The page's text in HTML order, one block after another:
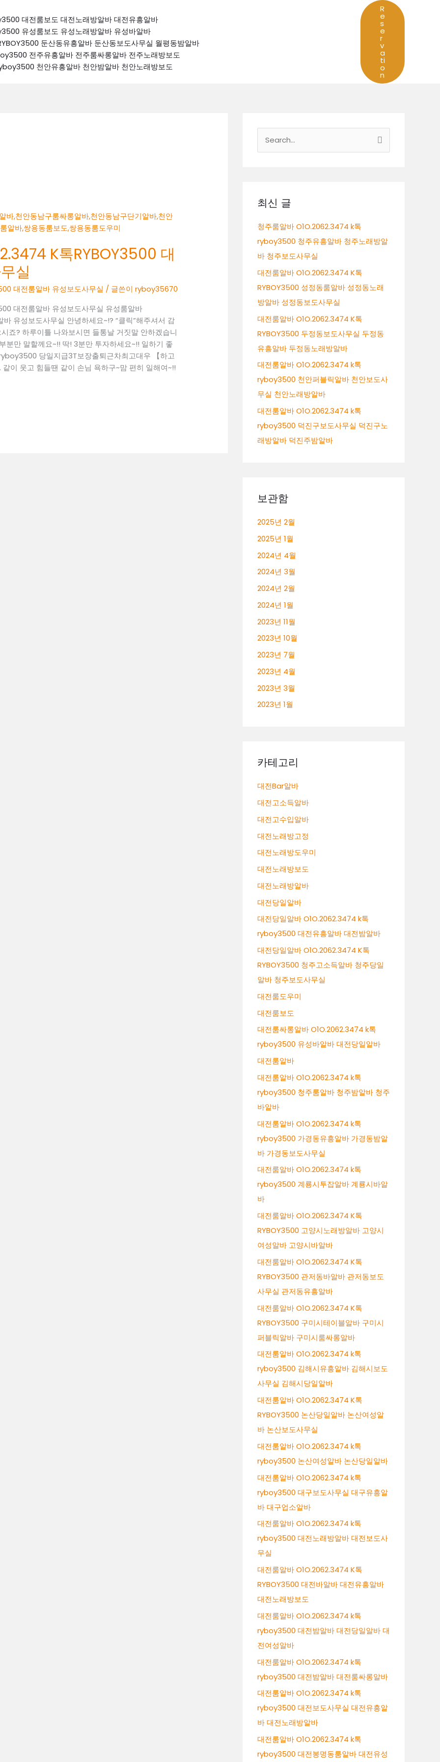
대전룸보도 대전노래방알바 대전유흥알바
유성룸보도 유성노래방알바 유성바알바
둔산동유흥알바 둔산동보도사무실 월평동밤알바
전주유흥알바 전주룸싸롱알바 전주노래방보도
천안유흥알바 천안밤알바 천안노래방보도
R
e
s
e
r
v
a
ti
o
n
K톡RYBOY3500 대
실
대전룸알바 유성보도사무실 / 글쓴이ryboy35670
대전룸알바 유성보도사무실 유성룸알바
유성보도사무실 안녕하세요~!? “클릭”해주셔서 감
죠? 하루이틀 나와보시면 들통날 거짓말 안하겠습니
분만 말할께요~!! 딱! 3분만 투자하세요~!! 일하기 좋
당일지급3T보장출퇴근차최고대우 【하고
이 웃고 힘들땐 같이 손님 욕하구~맘 편히 일해여~!!
최신 글
청주룸알바 O1O.2062.3474 k톡
ryboy3500 청주유흥알바 청주노래방알
바 청주보도사무실
대전룸알바 O1O.2062.3474 K톡
RYBOY3500 성정동룸알바 성정동노래
방알바 성정동보도사무실
대전룸알바 O1O.2062.3474 K톡
RYBOY3500 두정동보도사무실 두정동
유흥알바 두정동노래방알바
대전룸알바 O1O.2062.3474 k톡
ryboy3500 천안퍼블릭알바 천안보도사
무실 천안노래방알바
대전룸알바 O1O.2062.3474 k톡
ryboy3500 덕진구보도사무실 덕진구노
래방알바 덕진주밤알바
보관함
2025년 2월
2025년 1월
2024년 4월
2024년 3월
2024년 2월
2024년 1월
2023년 11월
2023년 10월
2023년 7월
2023년 4월
2023년 3월
2023년 1월
카테고리
대전Bar알바
대전고소득알바
대전고수입알바
대전노래방고정
대전노래방도우미
대전노래방보도
대전노래방알바
대전당일알바
대전당일알바 O1O.2062.3474 k톡
ryboy3500 대전유흥알바 대전밤알바
대전당일알바 O1O.2062.3474 K톡
RYBOY3500 청주고소득알바 청주당일
알바 청주보도사무실
대전룸도우미
대전룸보도
대전룸싸롱알바 O1O.2062.3474 k톡
ryboy3500 유성바알바 대전당일알바
대전룸알바
대전룸알바 O1O.2062.3474 k톡
ryboy3500 청주룸알바 청주밤알바 청주
바알바
대전룸알바 O1O.2062.3474 k톡
ryboy3500 가경동유흥알바 가경동밤알
바 가경동보도사무실
대전룸알바 O1O.2062.3474 k톡
ryboy3500 계룡시투잡알바 계룡시바알
바
대전룸알바 O1O.2062.3474 K톡
RYBOY3500 고양시노래방알바 고양시
여성알바 고양시바알바
대전룸알바 O1O.2062.3474 K톡
RYBOY3500 관저동바알바 관저동보도
사무실 관저동유흥알바
대전룸알바 O1O.2062.3474 K톡
RYBOY3500 구미시테이블알바 구미시
퍼블릭알바 구미시룸싸롱알바
대전룸알바 O1O.2062.3474 k톡
ryboy3500 김해시유흥알바 김해시보도
사무실 김해시당일알바
대전룸알바 O1O.2062.3474 K톡
RYBOY3500 논산당일알바 논산여성알
바 논산보도사무실
대전룸알바 O1O.2062.3474 k톡
ryboy3500 논산여성알바 논산당일알바
대전룸알바 O1O.2062.3474 k톡
ryboy3500 대구보도사무실 대구유흥알
바 대구업소알바
대전룸알바 O1O.2062.3474 k톡
ryboy3500 대전노래방알바 대전보도사
무실
대전룸알바 O1O.2062.3474 K톡
RYBOY3500 대전바알바 대전유흥알바
대전노래방보도
대전룸알바 O1O.2062.3474 k톡
ryboy3500 대전밤알바 대전당일알바 대
전여성알바
대전룸알바 O1O.2062.3474 k톡
ryboy3500 대전밤알바 대전룸싸롱알바
대전룸알바 O1O.2062.3474 k톡
ryboy3500 대전보도사무실 대전유흥알
바 대전노래방알바
대전룸알바 O1O.2062.3474 k톡
ryboy3500 대전봉명동룸알바 대전유성